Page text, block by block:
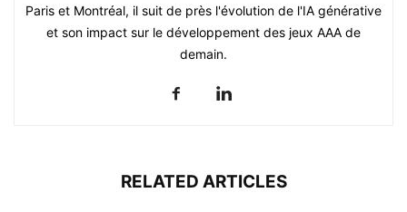
Paris et Montréal, il suit de près l'évolution de l'IA générative
et son impact sur le développement des jeux AAA de
demain.
RELATED ARTICLES